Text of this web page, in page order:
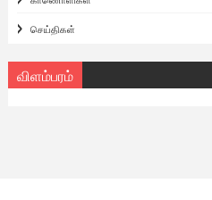
செய்திகள்
விளம்பரம்